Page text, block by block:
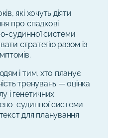
які хочуть діяти
про спадкові
судинної системи
стратегію разом із
і тим, хто планує
тренувань — оцінка
і генетичних
судинної системи
для планування